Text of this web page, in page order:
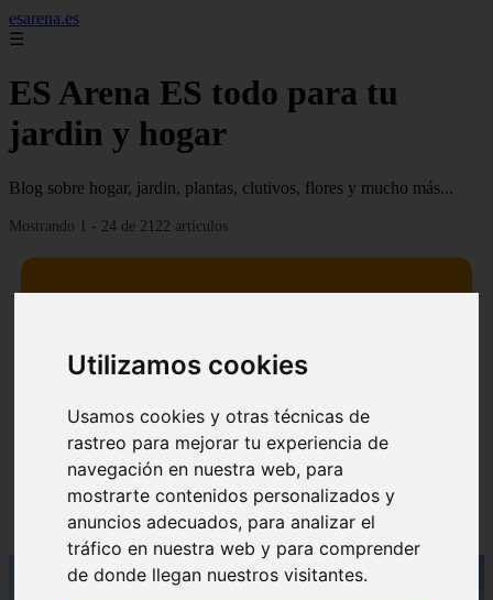
Utilizamos cookies
Usamos cookies y otras técnicas de
rastreo para mejorar tu experiencia de
navegación en nuestra web, para
mostrarte contenidos personalizados y
anuncios adecuados, para analizar el
tráfico en nuestra web y para comprender
de donde llegan nuestros visitantes.
esarena.es
☰
ES Arena ES todo para tu
jardin y hogar
Blog sobre hogar, jardin, plantas, clutivos, flores y mucho más...
Mostrando 1 - 24 de 2122 artículos
defendible